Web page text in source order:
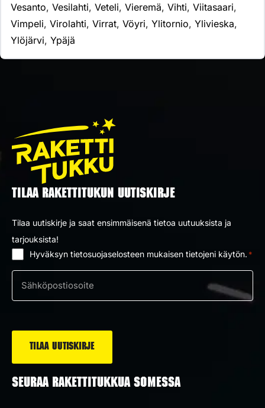
Vesanto, Vesilahti, Veteli, Vieremä, Vihti, Viitasaari,
Vimpeli, Virolahti, Virrat, Vöyri, Ylitornio, Ylivieska,
Ylöjärvi, Ypäjä
TILAA RAKETTITUKUN UUTISKIRJE
Tilaa uutiskirje ja saat ensimmäisenä tietoa uutuuksista ja
tarjouksista!
Hyväksyn tietosuojaselosteen mukaisen tietojeni käytön. *
Sähköposti
SEURAA RAKETTITUKKUA SOMESSA